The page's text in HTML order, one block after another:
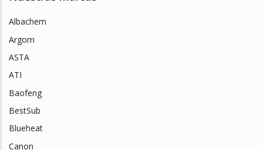
Albachem
Argom
ASTA
ATI
Baofeng
BestSub
Blueheat
Canon